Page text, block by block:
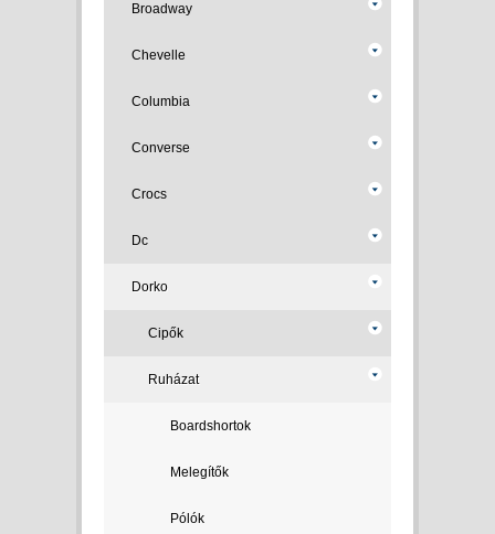
Broadway
Chevelle
Columbia
Converse
Crocs
Dc
Dorko
Cipők
Ruházat
Boardshortok
Melegítők
Pólók